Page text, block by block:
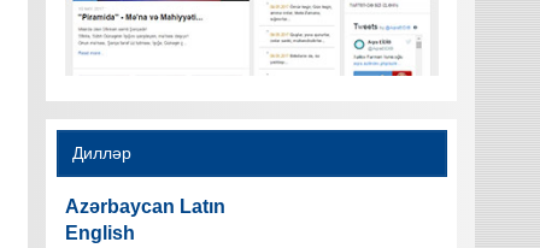
Дилләр
Azərbaycan Latın
English